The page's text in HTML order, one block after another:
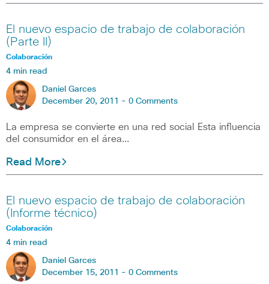
El nuevo espacio de trabajo de colaboración
(Parte II)
Colaboración
4 min read
Daniel Garces
December 20, 2011 - 0 Comments
La empresa se convierte en una red social Esta influencia
del consumidor en el área…
Read More
El nuevo espacio de trabajo de colaboración
(Informe técnico)
Colaboración
4 min read
Daniel Garces
December 15, 2011 - 0 Comments